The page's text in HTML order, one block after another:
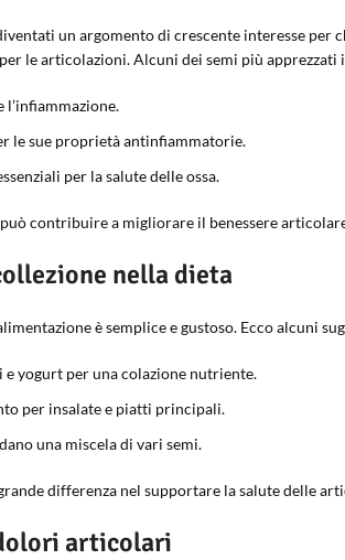
un argomento di crescente interesse per
le articolazioni. Alcuni dei semi più apprezzati
le sue proprietà antinfiammatorie.
per la salute delle ossa.
contribuire a migliorare il benessere
nella dieta
è semplice e gustoso. Ecco alcuni
yogurt per una colazione nutriente.
per insalate e piatti principali.
una miscela di vari semi.
differenza nel supportare la salute delle
articolari